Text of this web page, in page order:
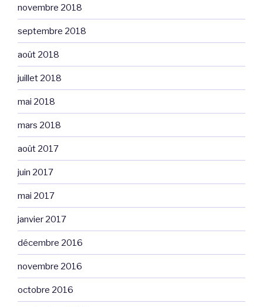
novembre 2018
septembre 2018
août 2018
juillet 2018
mai 2018
mars 2018
août 2017
juin 2017
mai 2017
janvier 2017
décembre 2016
novembre 2016
octobre 2016